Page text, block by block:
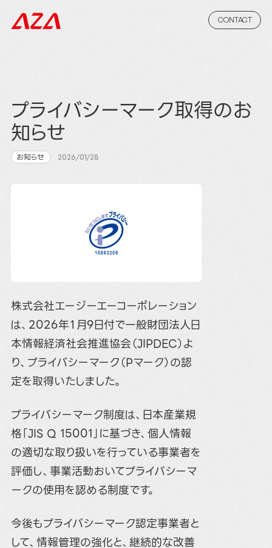
CONTACT
プライバシーマーク取得のお
知らせ
お知らせ 2026/01/28
株式会社エージーエーコーポレーション
は、2026年１月9日付で一般財団法人日
本情報経済社会推進協会（JIPDEC）よ
り、プライバシーマーク（Pマーク）の認
定を取得いたしました。
プライバシーマーク制度は、日本産業規
格「JIS Q 15001」に基づき、個人情報
の適切な取り扱いを行っている事業者を
評価し、事業活動おいてプライバシーマ
ークの使用を認める制度です。
今後もプライバシーマーク認定事業者と
して、情報管理の強化と、継続的な改善